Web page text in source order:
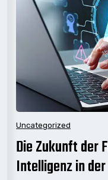
Uncategorized
Die Zukunft der
Intelligenz in